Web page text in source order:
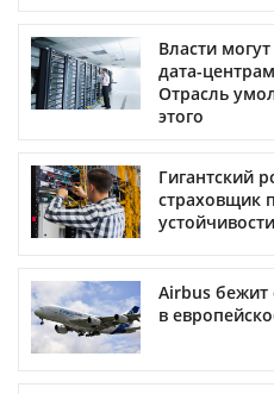
Власти
дата-
Отрасль
этого
Гигантский
страховщик
Airbus бежит
в